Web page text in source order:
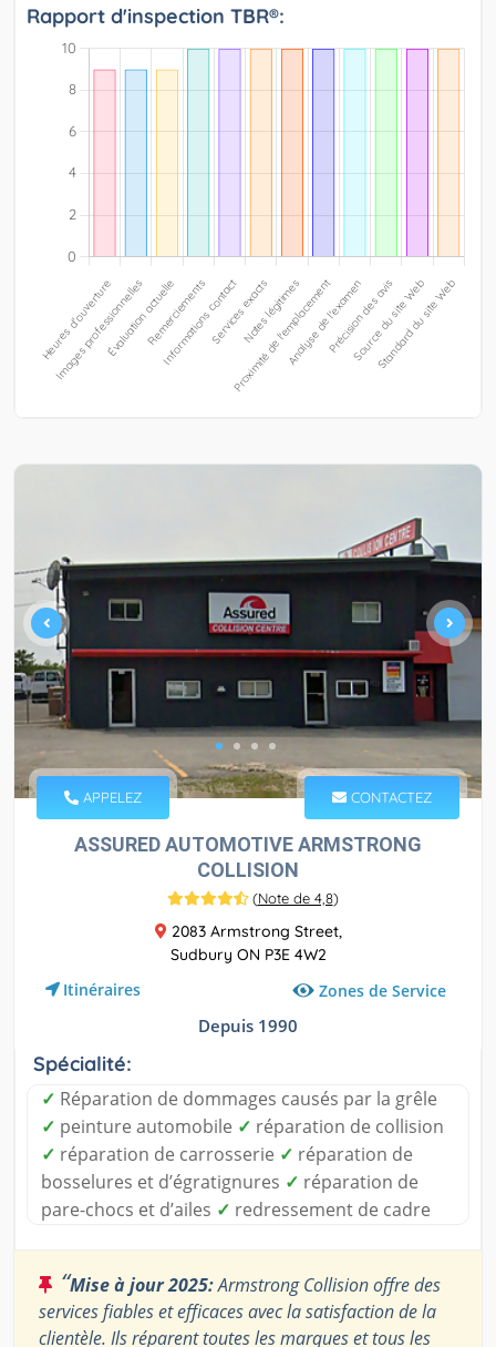
Rapport d'inspection TBR®:
APPELEZ CONTACTEZ
ASSURED AUTOMOTIVE ARMSTRONG
COLLISION
(Note de 4,8)
2083 Armstrong Street,
Sudbury ON P3E 4W2
Itinéraires Zones de Service
Depuis 1990
Spécialité:
✓ Réparation de dommages causés par la grêle
✓ peinture automobile ✓ réparation de collision
✓ réparation de carrosserie ✓ réparation de
bosselures et d’égratignures ✓ réparation de
pare-chocs et d’ailes ✓ redressement de cadre
“Mise à jour 2025:Armstrong Collision offre des
services fiables et efficaces avec la satisfaction de la
clientèle. Ils réparent toutes les marques et tous les